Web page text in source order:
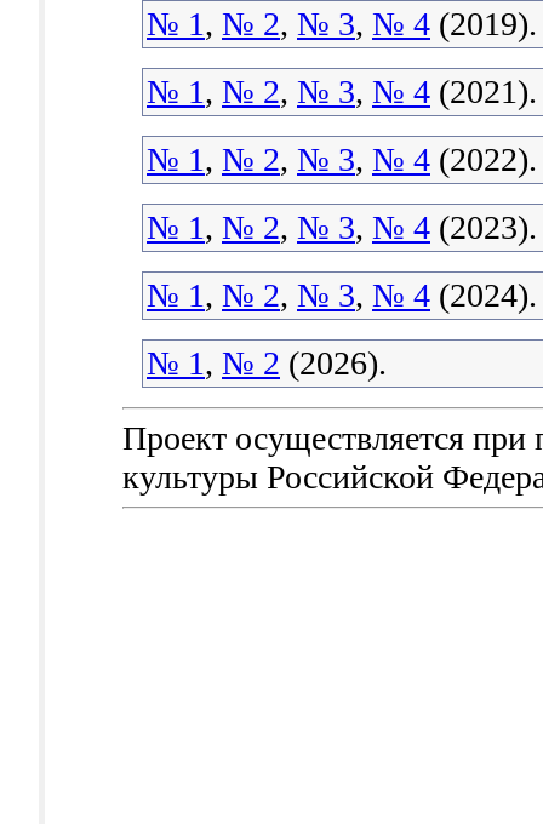
№ 1, № 2, № 3, № 4 (2019).
№ 1, № 2, № 3, № 4 (2021).
№ 1, № 2, № 3, № 4 (2022).
№ 1, № 2, № 3, № 4 (2023).
№ 1, № 2, № 3, № 4 (2024).
№ 1, № 2 (2026).
Проект осуществляется
культуры Российской